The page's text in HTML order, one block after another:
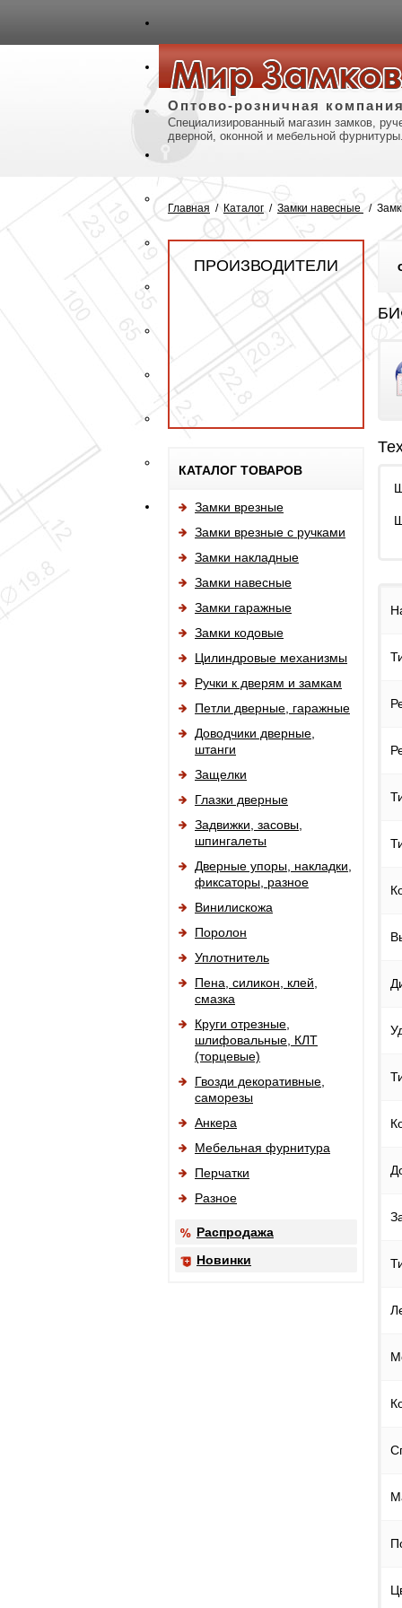
Оптово-розничная компания
Специализированный магазин замков,
дверной, оконной и мебельной фурнитуры.
Главная / Каталог / Замки навесные /
ПРОИЗВОДИТЕЛИ
КАТАЛОГ ТОВАРОВ
Замки врезные
Замки врезные с ручками
Замки накладные
Замки навесные
Замки гаражные
Замки кодовые
Цилиндровые механизмы
Ручки к дверям и замкам
Петли дверные, гаражные
Доводчики дверные,
штанги
Защелки
Глазки дверные
Задвижки, засовы,
шпингалеты
Дверные упоры, накладки,
фиксаторы, разное
Винилискожа
Поролон
Уплотнитель
Пена, силикон, клей,
смазка
Круги отрезные,
шлифовальные, КЛТ
(торцевые)
Гвозди декоративные,
саморезы
Анкера
Мебельная фурнитура
Перчатки
Разное
Распродажа
Новинки